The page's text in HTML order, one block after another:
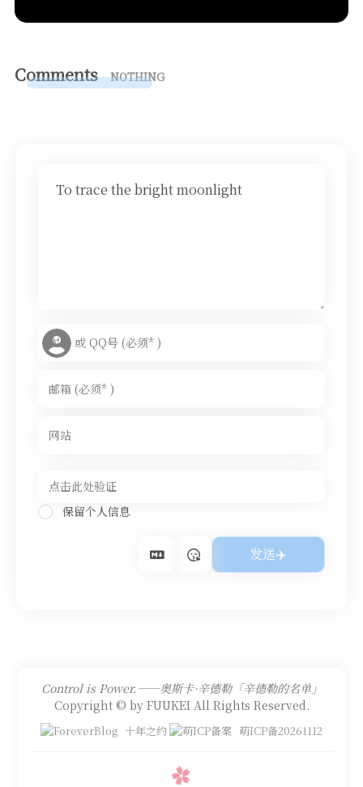
Comments NOTHING
To trace the bright moonlight
保留个人信息
Control is Power.——奥斯卡·辛德勒「辛德勒的名单」
Copyright © by FUUKEI All Rights Reserved.
十年之约 萌ICP备20261112